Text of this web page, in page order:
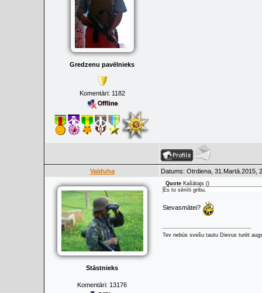
Gredzenu pavēlnieks
Komentāri: 1182
Valduha Datums: Otrdiena, 31.Martā.2015,
Stāstnieks
Komentāri: 13176
Quote Kašātajs ()
Es to sēnīti gribu.
Sievasmātei?
Tev nebūs svešu tautu Dievus turēt